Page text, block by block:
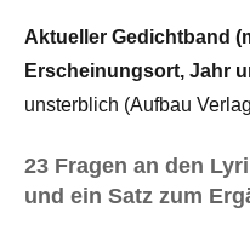
Aktueller Gedichtband
Erscheinungsort, Jahr
unsterblich (Aufbau
23 Fragen an den
und ein Satz zum